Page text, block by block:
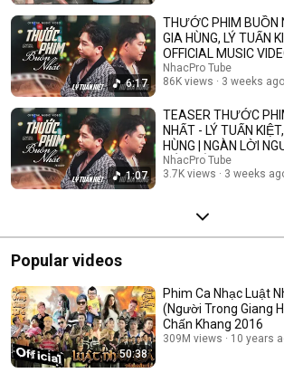
6:17
THƯỚC PHIM BUỒN
GIA HÙNG, LÝ TUẤN
OFFICIAL MUSIC
NhacPro Tube
86K views
3 weeks ago
1:07
TEASER THƯỚC
NHẤT - LÝ TUẤN
HÙNG | NGÀN LỜI
NÓI KHÔNG SAI ....
NhacPro Tube
3.7K views
3 weeks
Popular videos
50:38
Phim Ca Nhạc Luật
(Người Trong Giang
Chấn Khang 2016
309M views 10 years